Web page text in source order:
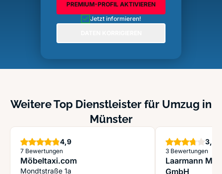
PREMIUM-PROFIL AKTIVIEREN
Jetzt informieren!
Weitere Top Dienstleister für Umzug in
Münster
4,9Sterne
7 Bewertungen
Möbeltaxi.com
Mondtstraße 1a
3,8
3 Bewertungen
Laarmann
GmbH